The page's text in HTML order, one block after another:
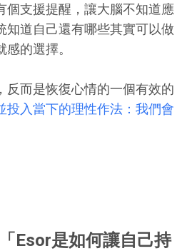
個支援提醒，讓大腦不知道應
知道自己還有哪些其實可以做
的選擇。
反而是恢復心情的一個有效的
投入當下的理性作法：我們會
Esor是如何讓自己持